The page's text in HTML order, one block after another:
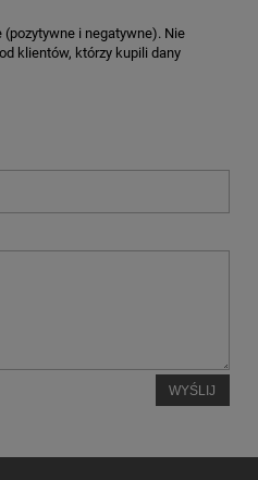
i negatywne). Nie
klientów, którzy kupili dany
WYŚLIJ